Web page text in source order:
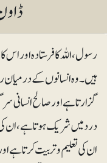
رسول ، اللہ کا فرستادہ اور
ہیں۔ وہ انسانوں کے درمیان
گزارتا ہے اور صالح انسانی
درد میں شریک ہوتا ہے، ان
ان کی تعلیم و تربیت کرتا ہے